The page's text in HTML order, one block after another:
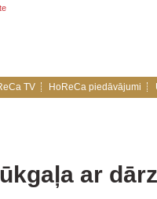
TV HoReCa piedāvājumi
ar